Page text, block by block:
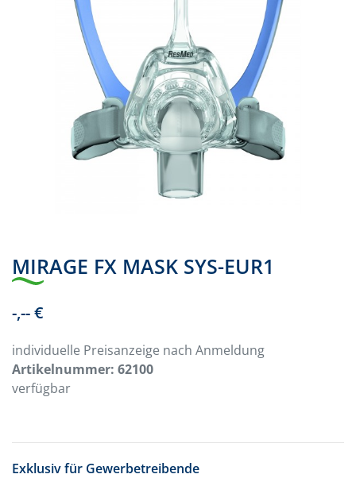
MIRAGE FX MASK SYS-EUR1
-,-- €
individuelle Preisanzeige nach Anmeldung
Artikelnummer: 62100
verfügbar
Exklusiv für Gewerbetreibende